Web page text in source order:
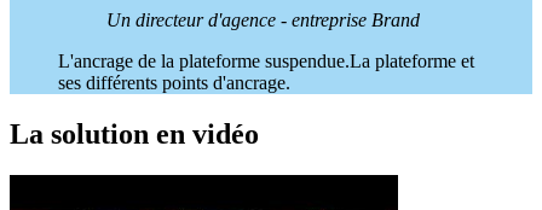
Un directeur d'agence - entreprise Brand
L'ancrage de la plateforme suspendue.La plateforme et
ses différents points d'ancrage.
La solution en vidéo